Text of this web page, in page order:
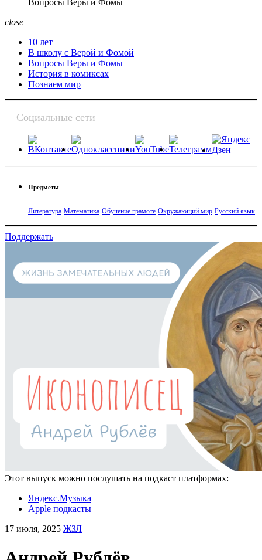
Вопросы Веры и Фомы
close
10 лет
В школу с Верой и Фомой
Вопросы Веры и Фомы
История в комиксах
Познаем мир
Социальные сети
Предметы
Литература Математика Обучение грамоте Окружающий мир Русский язык
Поддержать
Этот выпуск можно послушать на подкаст платформах:
Яндекс.Музыка
Apple подкасты
17 июля, 2025 ЖЗЛ